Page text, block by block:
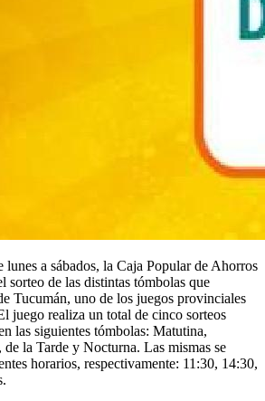
lunes a sábados, la Caja Popular de Ahorros
sorteo de las distintas tómbolas que
Tucumán, uno de los juegos provinciales
juego realiza un total de cinco sorteos
las siguientes tómbolas: Matutina,
de la Tarde y Nocturna. Las mismas se
horarios, respectivamente: 11:30, 14:30,